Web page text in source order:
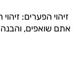
זיהוי הפערים:
אתם שואפים, והבנה